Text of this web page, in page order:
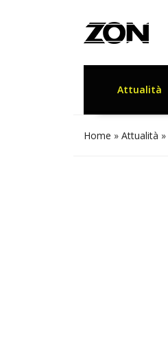
Attualità
Home » Attualità »